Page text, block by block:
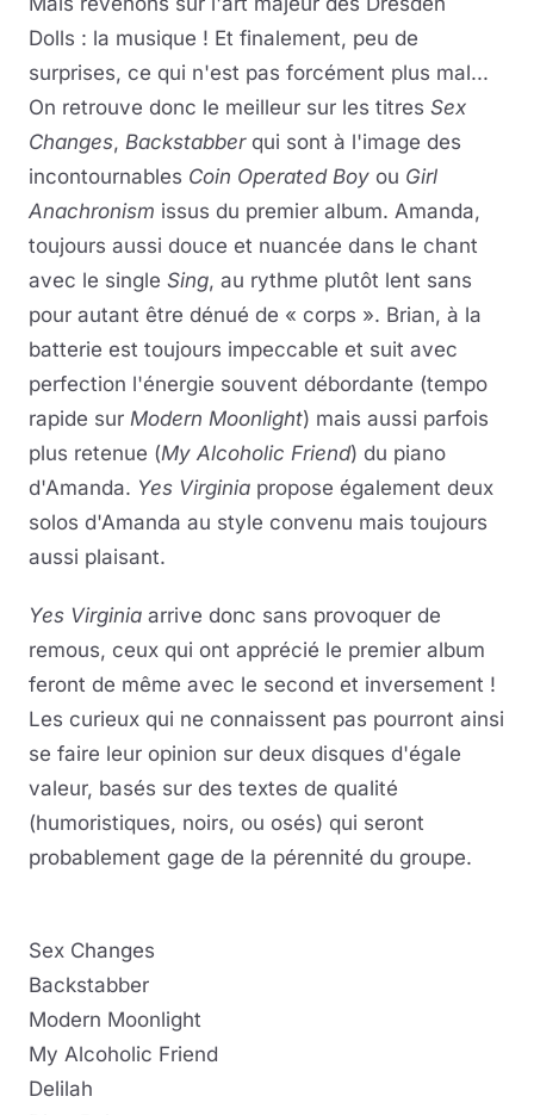
Dolls : la musique ! Et finalement, peu de
surprises, ce qui n'est pas forcément plus mal...
On retrouve donc le meilleur sur les titres Sex
Changes, Backstabberqui sont à l'image des
incontournables Coin Operated Boy ou Girl
Anachronism issus du premier album. Amanda,
toujours aussi douce et nuancée dans le chant
avec le single Sing, au rythme plutôt lent sans
pour autant être dénué de « corps ». Brian, à la
batterie est toujours impeccable et suit avec
perfection l'énergie souvent débordante (tempo
rapide sur Modern Moonlight) mais aussi parfois
plus retenue (My Alcoholic Friend) du piano
d'Amanda. Yes Virginia propose également deux
solos d'Amanda au style convenu mais toujours
aussi plaisant.
Yes Virginia arrive donc sans provoquer de
remous, ceux qui ont apprécié le premier album
feront de même avec le second et inversement !
Les curieux qui ne connaissent pas pourront ainsi
se faire leur opinion sur deux disques d'égale
valeur, basés sur des textes de qualité
(humoristiques, noirs, ou osés) qui seront
probablement gage de la pérennité du groupe.
Sex Changes
Backstabber
Modern Moonlight
My Alcoholic Friend
Delilah